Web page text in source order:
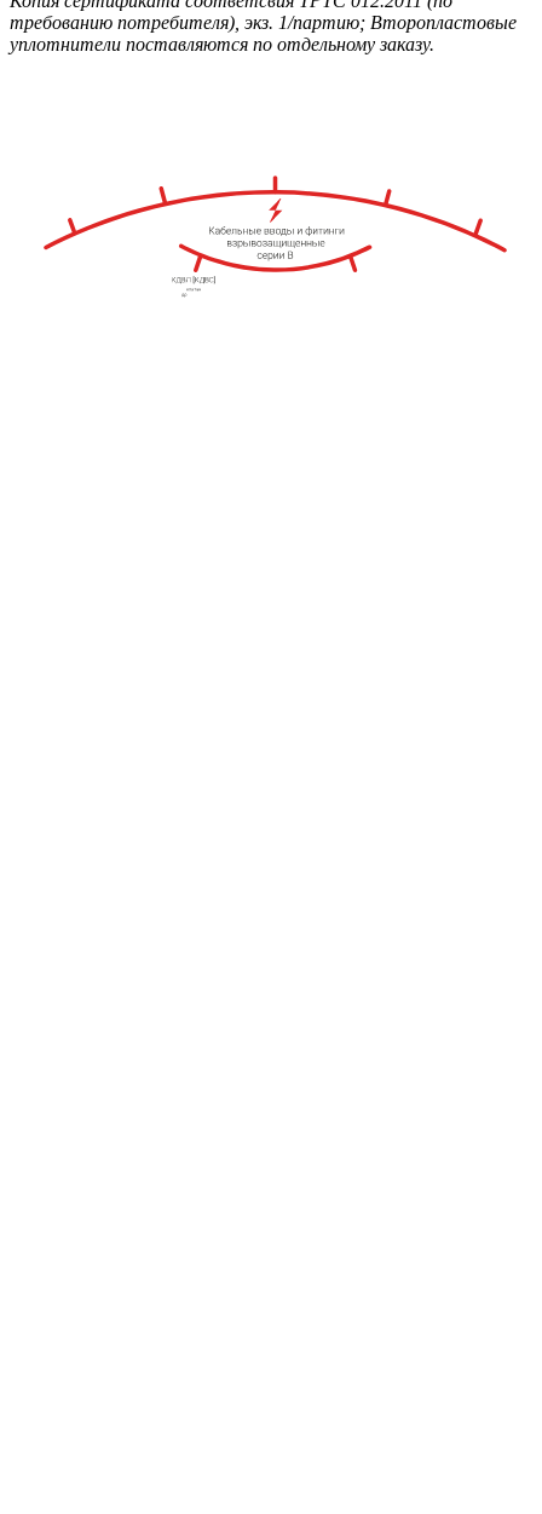
требованию потребителя), экз. 1/партию; Второпластовые
уплотнители поставляются по отдельному заказу.